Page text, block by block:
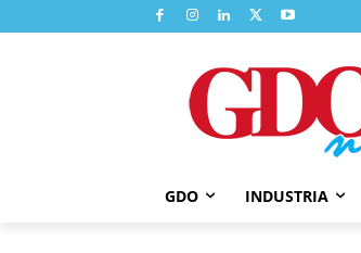
GDO INDUSTRIA